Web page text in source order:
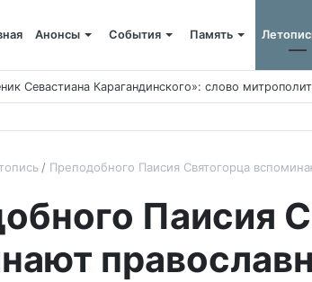
Анонсы События Память
и как все начиналось, и кто все начинал
Преподобного Паисия Святогорца
Паисия